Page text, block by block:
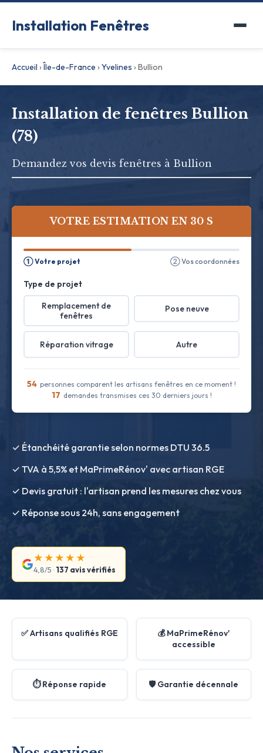
Installation Fenêtres
Accueil ›Île-de-France ›Yvelines ›Bullion
Installation de fenêtres Bullion
(78)
Demandez vos devis fenêtres à Bullion
VOTRE ESTIMATION EN 30 S
① Votre projet ② Vos coordonnées
Type de projet
Remplacement de
fenêtres
Pose neuve
Réparation vitrage Autre
54 personnes comparent les artisans fenêtres en ce moment !
17 demandes transmises ces 30 derniers jours !
✓ Étanchéité garantie selon normes DTU 36.5
✓ TVA à 5,5% et MaPrimeRénov' avec artisan RGE
✓ Devis gratuit : l'artisan prend les mesures chez vous
✓ Réponse sous 24h, sans engagement
★★★★★
4,8/5 · 137 avis vérifiés
✅ Artisans qualifiés RGE
💰 MaPrimeRénov'
accessible
⏱️ Réponse rapide 🛡️ Garantie décennale